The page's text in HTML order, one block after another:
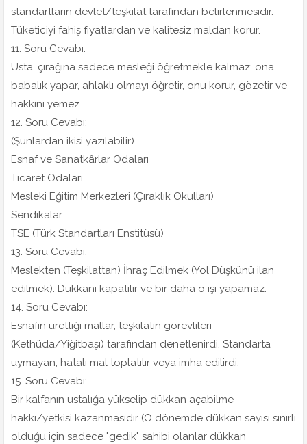
standartların devlet/teşkilat tarafından belirlenmesidir.
Tüketiciyi fahiş fiyatlardan ve kalitesiz maldan korur.
11. Soru Cevabı:
Usta, çırağına sadece mesleği öğretmekle kalmaz; ona
babalık yapar, ahlaklı olmayı öğretir, onu korur, gözetir ve
hakkını yemez.
12. Soru Cevabı:
(Şunlardan ikisi yazılabilir)
Esnaf ve Sanatkârlar Odaları
Ticaret Odaları
Mesleki Eğitim Merkezleri (Çıraklık Okulları)
Sendikalar
TSE (Türk Standartları Enstitüsü)
13. Soru Cevabı:
Meslekten (Teşkilattan) İhraç Edilmek (Yol Düşkünü ilan
edilmek). Dükkanı kapatılır ve bir daha o işi yapamaz.
14. Soru Cevabı:
Esnafın ürettiği mallar, teşkilatın görevlileri
(Kethüda/Yiğitbaşı) tarafından denetlenirdi. Standarta
uymayan, hatalı mal toplatılır veya imha edilirdi.
15. Soru Cevabı:
Bir kalfanın ustalığa yükselip dükkan açabilme
hakkı/yetkisi kazanmasıdır (O dönemde dükkan sayısı sınırlı
olduğu için sadece "gedik" sahibi olanlar dükkan